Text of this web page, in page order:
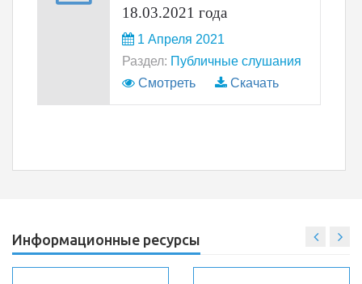
18.03.2021 года
1 Апреля 2021
Раздел: Публичные слушания
Смотреть
Скачать
Информационные ресурсы